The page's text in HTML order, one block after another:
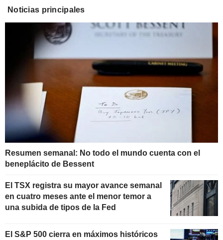
Noticias principales
Resumen semanal: No todo el mundo cuenta con el
beneplácito de Bessent
El TSX registra su mayor avance semanal
en cuatro meses ante el menor temor a
una subida de tipos de la Fed
El S&P 500 cierra en máximos históricos